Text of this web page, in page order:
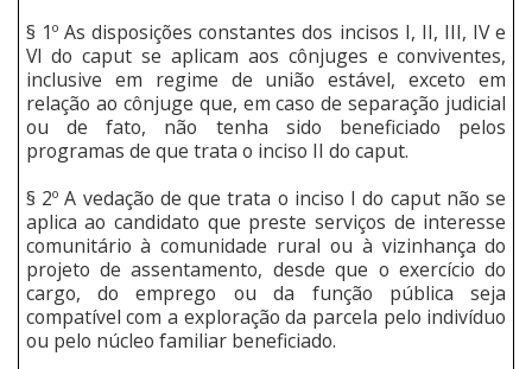
§ 1º As disposições constantes dos incisos I, II, III, IV e
VI do caput se aplicam aos cônjuges e conviventes,
inclusive em regime de união estável, exceto em
relação ao cônjuge que, em caso de separação judicial
ou de fato, não tenha sido beneficiado pelos
programas de que trata o inciso II do caput.
§ 2º A vedação de que trata o inciso I do caput não se
aplica ao candidato que preste serviços de interesse
comunitário à comunidade rural ou à vizinhança do
projeto de assentamento, desde que o exercício do
cargo, do emprego ou da função pública seja
compatível com a exploração da parcela pelo indivíduo
ou pelo núcleo familiar beneficiado.